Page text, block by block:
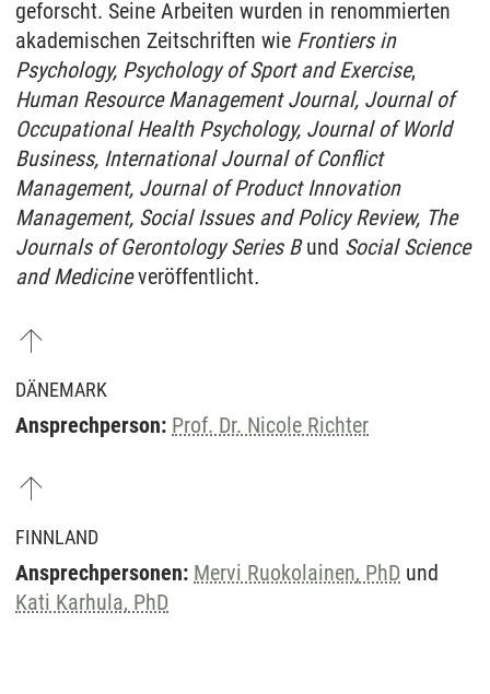
geforscht. Seine Arbeiten wurden in renommierten
akademischen Zeitschriften wie Frontiers in
Psychology, Psychology of Sport and Exercise,
Human Resource Management Journal, Journal of
Occupational Health Psychology, Journal of World
Business, International Journal of Conflict
Management, Journal of Product Innovation
Management, Social Issues and Policy Review, The
Journals of Gerontology Series Bund Social Science
and Medicineveröffentlicht.
DÄNEMARK
Ansprechperson: Prof. Dr. Nicole Richter
FINNLAND
Ansprechpersonen: Mervi Ruokolainen, PhD und
Kati Karhula, PhD